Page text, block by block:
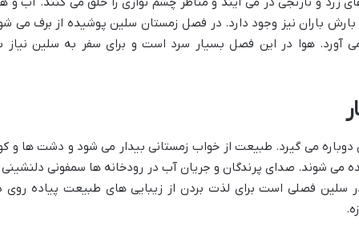
باران نیز وجود دارد. در فصل زمستان سلین پوشیده از برف می
آورد. هوا در این فصل بسیار سرد است و برای سفر به سلین نیاز
می گیرد. طبیعت از خواب زمستانی بیدار می شود و دشت ها و
شوند. صدای پرندگان و جریان آب در رودخانه ها سمفونی دلنشینی
سلین فصلی است برای لذت بردن از زیبایی های طبیعت پیاده روی